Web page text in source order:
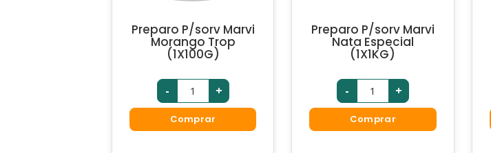
Preparo P/sorv Marvi
Morango Trop
(1X100G)
- +
Comprar
Preparo P/sorv Marvi
Nata Especial
(1X1KG)
- +
Comprar